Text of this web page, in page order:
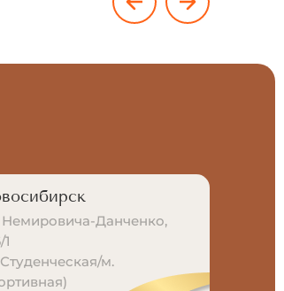
Немировича-Данченко,
м.